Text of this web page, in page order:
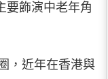
要飾演中老年角
，近年在香港與